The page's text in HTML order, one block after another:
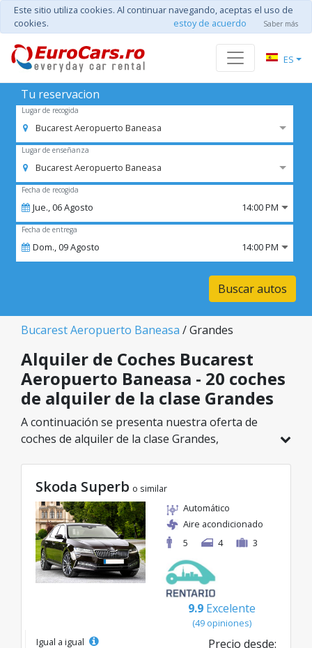
Este sitio utiliza cookies. Al continuar navegando, aceptas el uso de
cookies.
estoy de acuerdo Saber más
ES
Tu reservacion
Lugar de recogida
Bucarest Aeropuerto Baneasa
Lugar de enseñanza
Bucarest Aeropuerto Baneasa
Fecha de recogida
Jue.,06Agosto 14:00 PM
Fecha de entrega
Dom.,09Agosto 14:00 PM
Buscar autos
Bucarest Aeropuerto Baneasa / Grandes
Alquiler de Coches Bucarest
Aeropuerto Baneasa - 20 coches
de alquiler de la clase Grandes
A continuación se presenta nuestra oferta de
coches de alquiler de la clase Grandes,
puedes elegir el modelo ideal de la categoría
seleccionada, con tarifas excelentes desde solo
20€/día.
Skoda Superb o similar
Automático
Aire acondicionado
5
4 3
9.9 Excelente
(49 opiniones)
Igual a igual
Precio desde: